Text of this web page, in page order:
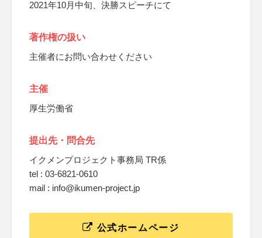
2021年10月中旬、決勝スピーチにて
著作権の扱い
主催者にお問い合わせください
主催
厚生労働省
提出先・問合先
イクメンプロジェクト事務局 TR係
tel : 03-6821-0610
mail : info@ikumen-project.jp
公式ホームページ